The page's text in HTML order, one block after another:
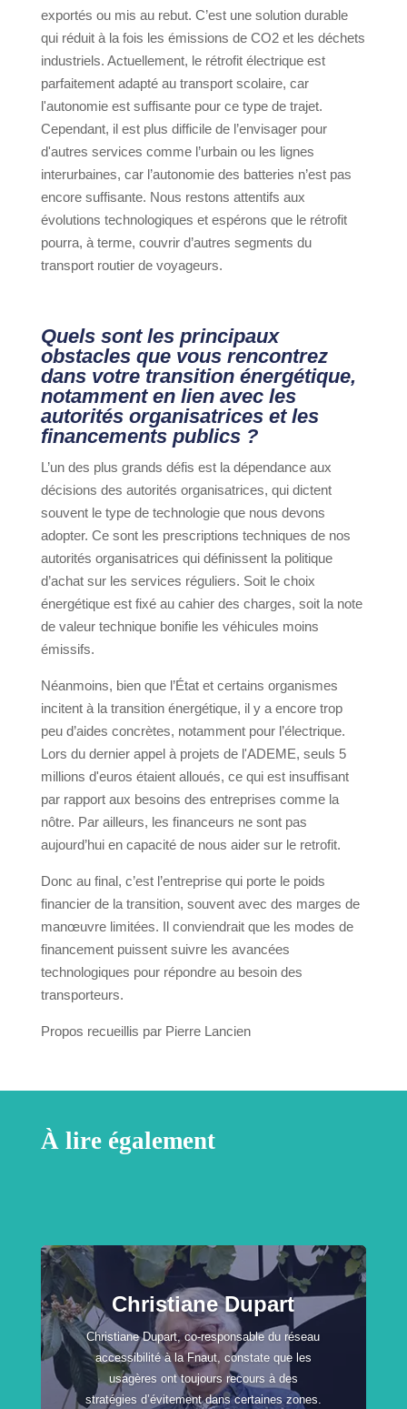
exportés ou mis au rebut. C’est une solution durable
qui réduit à la fois les émissions de CO2 et les déchets
industriels. Actuellement, le rétrofit électrique est
parfaitement adapté au transport scolaire, car
l'autonomie est suffisante pour ce type de trajet.
Cependant, il est plus difficile de l’envisager pour
d'autres services comme l’urbain ou les lignes
interurbaines, car l’autonomie des batteries n’est pas
encore suffisante. Nous restons attentifs aux
évolutions technologiques et espérons que le rétrofit
pourra, à terme, couvrir d’autres segments du
transport routier de voyageurs.
Quels sont les principaux
obstacles que vous rencontrez
dans votre transition énergétique,
notamment en lien avec les
autorités organisatrices et les
financements publics ?
L’un des plus grands défis est la dépendance aux
décisions des autorités organisatrices, qui dictent
souvent le type de technologie que nous devons
adopter. Ce sont les prescriptions techniques de nos
autorités organisatrices qui définissent la politique
d’achat sur les services réguliers. Soit le choix
énergétique est fixé au cahier des charges, soit la note
de valeur technique bonifie les véhicules moins
émissifs.
Néanmoins, bien que l’État et certains organismes
incitent à la transition énergétique, il y a encore trop
peu d’aides concrètes, notamment pour l’électrique.
Lors du dernier appel à projets de l'ADEME, seuls 5
millions d'euros étaient alloués, ce qui est insuffisant
par rapport aux besoins des entreprises comme la
nôtre. Par ailleurs, les financeurs ne sont pas
aujourd’hui en capacité de nous aider sur le retrofit.
Donc au final, c’est l’entreprise qui porte le poids
financier de la transition, souvent avec des marges de
manœuvre limitées. Il conviendrait que les modes de
financement puissent suivre les avancées
technologiques pour répondre au besoin des
transporteurs.
Propos recueillis par Pierre Lancien
À lire également
Christiane Dupart
Christiane Dupart, co-responsable du réseau
accessibilité à la Fnaut, constate que les
usagères ont toujours recours à des
stratégies d’évitement dans certaines zones.